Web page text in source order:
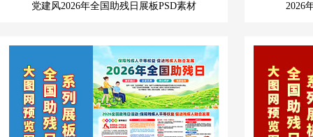
党建风2026年全国助残日展板PSD素材 2026